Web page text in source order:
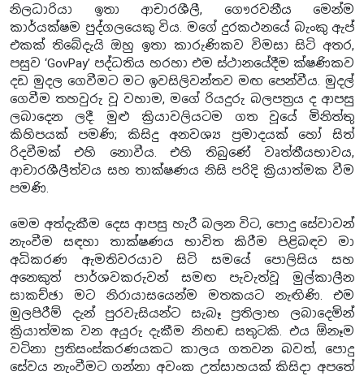
නිලධාරියා ඉතා ආචාරශීලී, ගෞරවනීය මෙන්ම
කාර්යක්ෂම පුද්ගලයෙකු විය. මගේ දුරකථනයේ බැංකු ඇප්
එකක් තිබේදැයි ඔහු ඉතා කාරුණිකව විමසා සිටි අතර,
පසුව ‘GovPay’ පද්ධතිය හරහා එම ස්ථානයේදීම ක්ෂණිකව
දඩ මුදල ගෙවීමට මට ඉවසිලිවන්තව මඟ පෙන්වීය. මුදල්
ගෙවීම තහවුරු වූ වහාම, මගේ රියදුරු බලපත්‍රය ද ආපසු
ලබාදෙන ලදී. මුළු ක්‍රියාවලියටම ගත වූයේ මිනිත්තු
කිහිපයක් පමණි; කිසිදු අනවශ්‍ය ප්‍රමාදයක් හෝ සිත්
රිදවීමක් එහි නොවීය. එහි තිබුණේ වෘත්තීයභාවය,
ආචාරශීලීත්වය සහ තාක්ෂණය නිසි පරිදි ක්‍රියාත්මක වීම
පමණි.
මෙම අත්දැකීම දෙස ආපසු හැරී බලන විට, පොදු සේවාවන්
නැංවීම සඳහා තාක්ෂණය භාවිත කිරීම පිළිබඳව මා
අධිකරණ ඇමතිවරයාව සිටි සමයේ පොලිසිය සහ
අනෙකුත් පාර්ශවකරුවන් සමඟ පැවැත්වූ මුල්කාලීන
සාකච්ඡා මට නිරායාසයෙන්ම මතකයට නැඟිණි. එම
මුලපිරීම් දැන් පුරවැසියන්ට සැබෑ ප්‍රතිලාභ ලබාදෙමින්
ක්‍රියාත්මක වන අයුරු දැකීම නිහඬ සතුටකි. එය ඕනෑම
වටිනා ප්‍රතිසංස්කරණයකට කාලය ගතවන බවත්, පොදු
සේවය නැංවීමට ගන්නා අවංක උත්සාහයක් කිසිදා අපතේ